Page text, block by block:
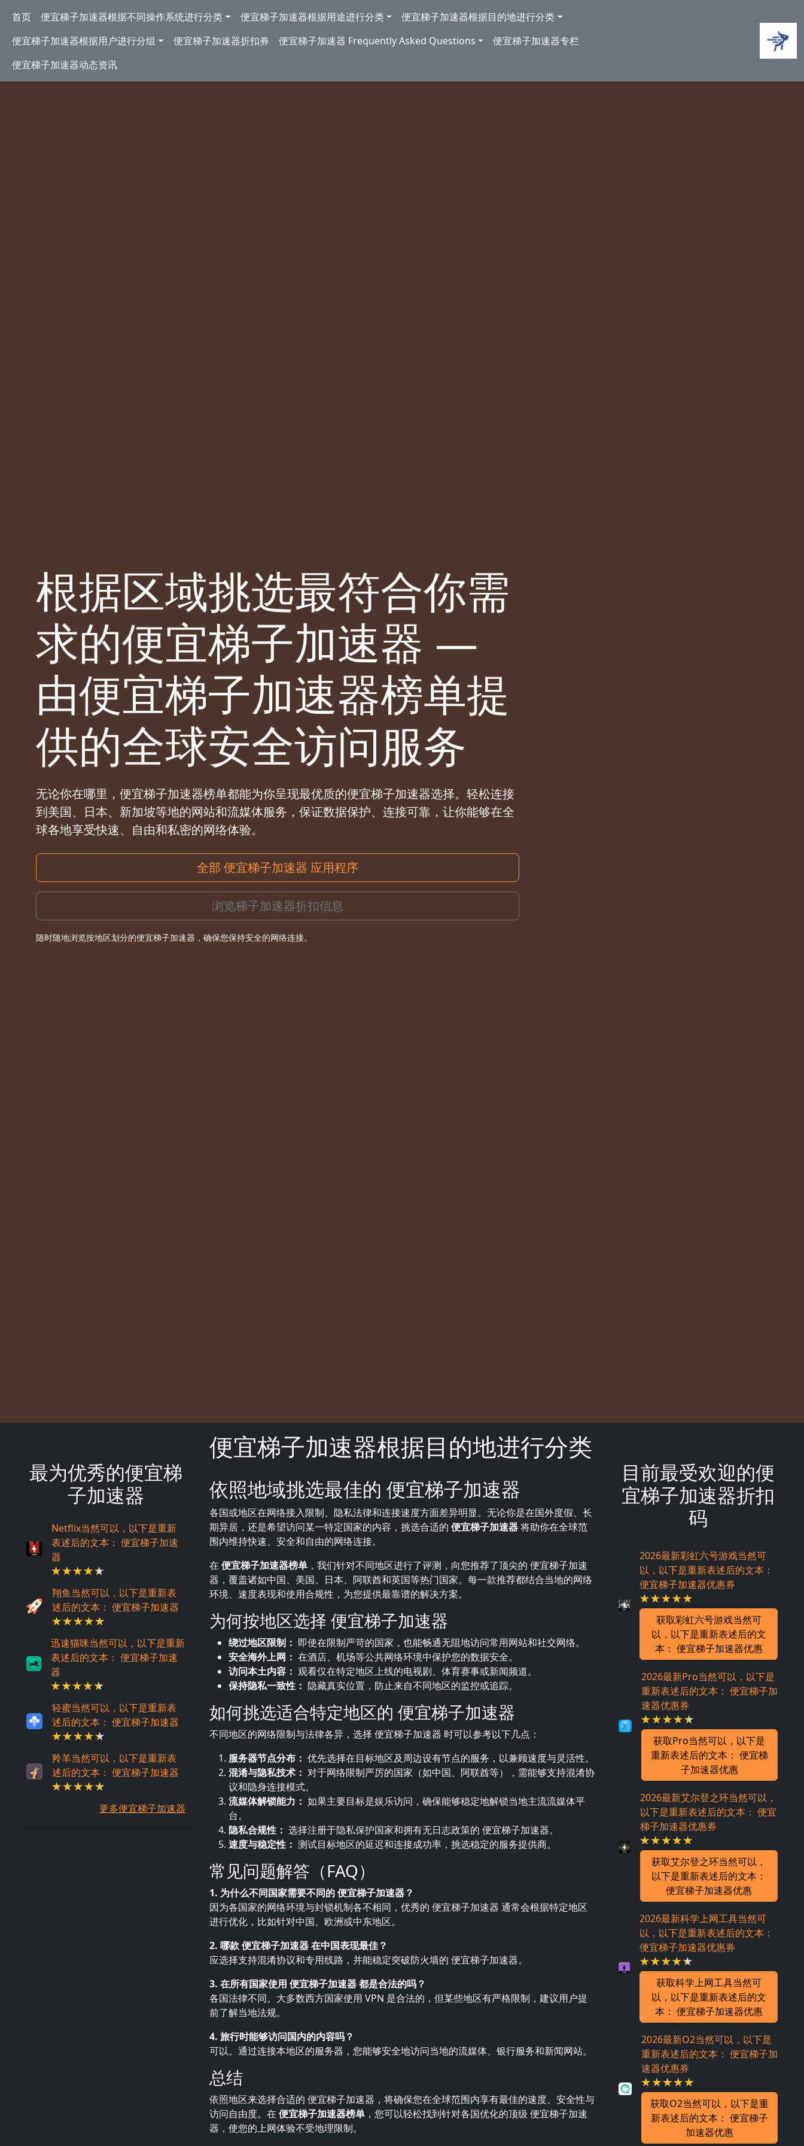
Main navigation
首页 便宜梯子加速器根据不同操作系统进行分类 便宜梯子加速器根据用途进行分类
便宜梯子加速器根据目的地进行分类
便宜梯子加速器根据用户进行分组
便宜梯子加速器折扣券 便宜梯子加速器 Frequently Asked Questions
便宜梯子加速器专栏
便宜梯子加速器动态资讯
根据区域挑选最符合你需
求的便宜梯子加速器 —
由便宜梯子加速器榜单提
供的全球安全访问服务
无论你在哪里，便宜梯子加速器榜单都能为你呈现最优质的便宜梯子加速器选择。轻松连接
到美国、日本、新加坡等地的网站和流媒体服务，保证数据保护、连接可靠，让你能够在全
球各地享受快速、自由和私密的网络体验。
全部 便宜梯子加速器 应用程序
浏览梯子加速器折扣信息
随时随地浏览按地区划分的便宜梯子加速器，确保您保持安全的网络连接。
最为优秀的便宜梯
子加速器
Netflix当然可以，以下是重新
表述后的文本： 便宜梯子加速
器
翔鱼当然可以，以下是重新表
述后的文本： 便宜梯子加速器
迅速猫咪当然可以，以下是重新
表述后的文本： 便宜梯子加速
器
轻蜜当然可以，以下是重新表
述后的文本： 便宜梯子加速器
羚羊当然可以，以下是重新表
述后的文本： 便宜梯子加速器
更多便宜梯子加速器
便宜梯子加速器根据目的地进行分类
描述
依照地域挑选最佳的 便宜梯子加速器
各国或地区在网络接入限制、隐私法律和连接速度方面差异明显。无论你是在国外度假、长
期异居，还是希望访问某一特定国家的内容，挑选合适的 便宜梯子加速器将助你在全球范
围内维持快速、安全和自由的网络连接。
在 便宜梯子加速器榜单 ，我们针对不同地区进行了评测，向您推荐了顶尖的 便宜梯子加速
器，覆盖诸如中国、美国、日本、阿联酋和英国等热门国家。每一款推荐都结合当地的网络
环境、速度表现和使用合规性，为您提供最靠谱的解决方案。
为何按地区选择 便宜梯子加速器
绕过地区限制： 即使在限制严苛的国家，也能畅通无阻地访问常用网站和社交网络。
安全海外上网： 在酒店、机场等公共网络环境中保护您的数据安全。
访问本土内容： 观看仅在特定地区上线的电视剧、体育赛事或新闻频道。
保持隐私一致性： 隐藏真实位置，防止来自不同地区的监控或追踪。
如何挑选适合特定地区的 便宜梯子加速器
不同地区的网络限制与法律各异，选择 便宜梯子加速器 时可以参考以下几点：
服务器节点分布： 优先选择在目标地区及周边设有节点的服务，以兼顾速度与灵活性。
混淆与隐私技术： 对于网络限制严厉的国家（如中国、阿联酋等），需能够支持混淆协
议和隐身连接模式。
流媒体解锁能力： 如果主要目标是娱乐访问，确保能够稳定地解锁当地主流流媒体平
台。
隐私合规性： 选择注册于隐私保护国家和拥有无日志政策的 便宜梯子加速器。
速度与稳定性： 测试目标地区的延迟和连接成功率，挑选稳定的服务提供商。
常见问题解答（FAQ）
1. 为什么不同国家需要不同的 便宜梯子加速器？
因为各国家的网络环境与封锁机制各不相同，优秀的 便宜梯子加速器 通常会根据特定地区
进行优化，比如针对中国、欧洲或中东地区。
2. 哪款 便宜梯子加速器 在中国表现最佳？
应选择支持混淆协议和专用线路，并能稳定突破防火墙的 便宜梯子加速器。
3. 在所有国家使用 便宜梯子加速器 都是合法的吗？
各国法律不同。大多数西方国家使用 VPN 是合法的，但某些地区有严格限制，建议用户提
前了解当地法规。
4. 旅行时能够访问国内的内容吗？
可以。通过连接本地区的服务器，您能够安全地访问当地的流媒体、银行服务和新闻网站。
总结
依照地区来选择合适的 便宜梯子加速器，将确保您在全球范围内享有最佳的速度、安全性与
访问自由度。在 便宜梯子加速器榜单 ，您可以轻松找到针对各国优化的顶级 便宜梯子加速
器，使您的上网体验不受地理限制。
目前最受欢迎的便
宜梯子加速器折扣
码
2026最新彩虹六号游戏当然可
以，以下是重新表述后的文本：
便宜梯子加速器优惠券
获取彩虹六号游戏当然可
以，以下是重新表述后的文
本： 便宜梯子加速器优惠
2026最新Pro当然可以，以下是
重新表述后的文本： 便宜梯子加
速器优惠券
获取Pro当然可以，以下是
重新表述后的文本： 便宜梯
子加速器优惠
2026最新艾尔登之环当然可以，
以下是重新表述后的文本： 便宜
梯子加速器优惠券
获取艾尔登之环当然可以，
以下是重新表述后的文本：
便宜梯子加速器优惠
2026最新科学上网工具当然可
以，以下是重新表述后的文本：
便宜梯子加速器优惠券
获取科学上网工具当然可
以，以下是重新表述后的文
本： 便宜梯子加速器优惠
2026最新O2当然可以，以下是
重新表述后的文本： 便宜梯子加
速器优惠券
获取O2当然可以，以下是重
新表述后的文本： 便宜梯子
加速器优惠